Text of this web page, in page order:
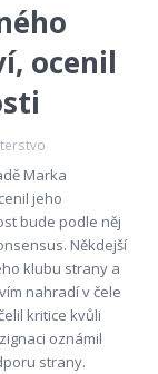
ocenil
Marka
jeho
bude podle něj
Někdejší
klubu strany a
nahradí v čele
kritice kvůli
oznámil
strany.